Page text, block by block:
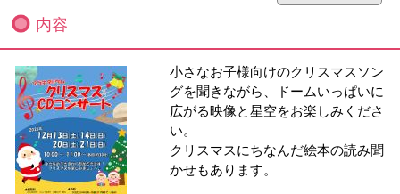
内容
小さなお子様向けのクリスマスソン
グを聞きながら、ドームいっぱいに
広がる映像と星空をお楽しみくださ
い。
クリスマスにちなんだ絵本の読み聞
かせもあります。